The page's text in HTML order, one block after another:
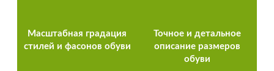
Масштабная градация
стилей и фасонов обуви
Точное и детальное
описание размеров
обуви